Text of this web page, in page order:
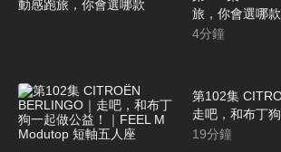
旅，你會選哪款
4分鐘
第102集
走吧，和布丁
FEEL M
19分鐘